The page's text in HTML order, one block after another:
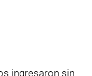
ingresaron sin